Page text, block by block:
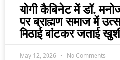
योगी कैबिनेट में डॉ.
पर ब्राह्मण समाज में
मिठाई बांटकर जताई
May 12, 2026 No Comments